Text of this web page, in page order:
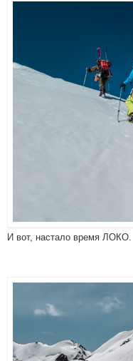
И вот, настало время ЛОКО.